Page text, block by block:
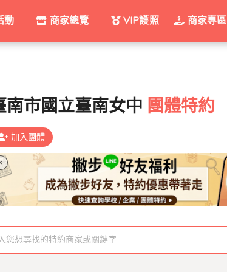
動 商家總覽 VIP護照 商家專區
南市國立臺南女中 團體特約
加入團體
您想尋找的特約商家或關鍵字